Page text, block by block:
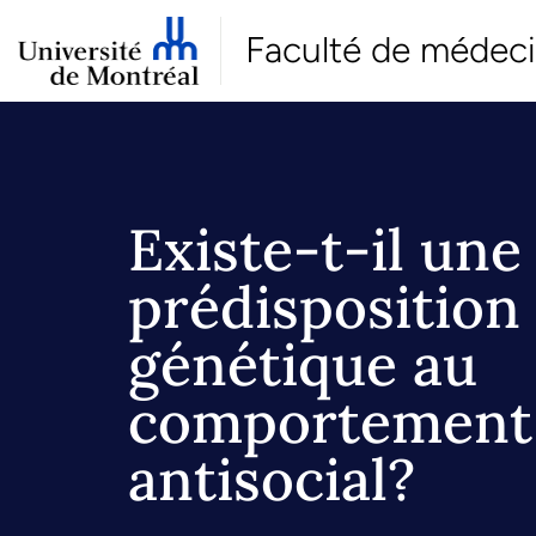
Faculté de
Existe-t-il une
prédisposition
génétique au
comportement
antisocial?